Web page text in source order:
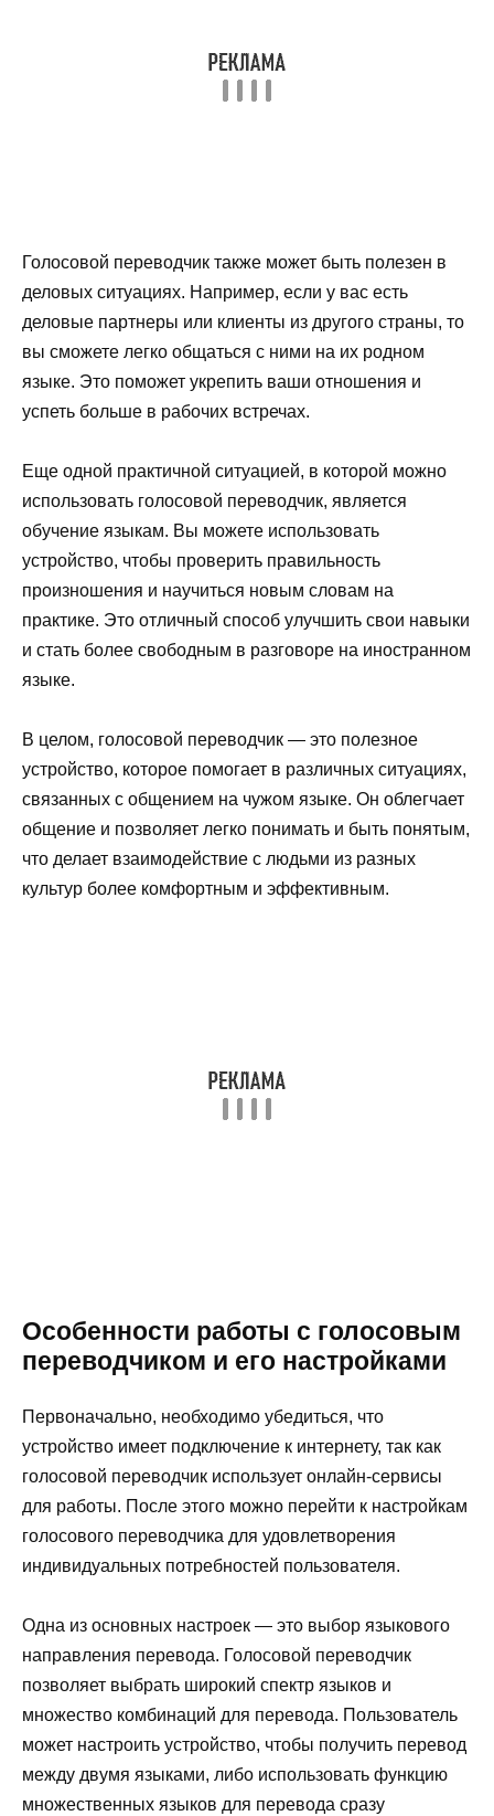
Голосовой переводчик также может быть полезен в
деловых ситуациях. Например, если у вас есть
деловые партнеры или клиенты из другого страны, то
вы сможете легко общаться с ними на их родном
языке. Это поможет укрепить ваши отношения и
успеть больше в рабочих встречах.
Еще одной практичной ситуацией, в которой можно
использовать голосовой переводчик, является
обучение языкам. Вы можете использовать
устройство, чтобы проверить правильность
произношения и научиться новым словам на
практике. Это отличный способ улучшить свои навыки
и стать более свободным в разговоре на иностранном
языке.
В целом, голосовой переводчик — это полезное
устройство, которое помогает в различных ситуациях,
связанных с общением на чужом языке. Он облегчает
общение и позволяет легко понимать и быть понятым,
что делает взаимодействие с людьми из разных
культур более комфортным и эффективным.
Особенности работы с голосовым
переводчиком и его настройками
Первоначально, необходимо убедиться, что
устройство имеет подключение к интернету, так как
голосовой переводчик использует онлайн-сервисы
для работы. После этого можно перейти к настройкам
голосового переводчика для удовлетворения
индивидуальных потребностей пользователя.
Одна из основных настроек — это выбор языкового
направления перевода. Голосовой переводчик
позволяет выбрать широкий спектр языков и
множество комбинаций для перевода. Пользователь
может настроить устройство, чтобы получить перевод
между двумя языками, либо использовать функцию
множественных языков для перевода сразу